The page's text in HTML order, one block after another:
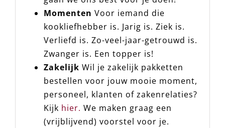
Momenten Voor iemand die
kookliefhebber is. Jarig is. Ziek is.
Verliefd is. Zo-veel-jaar-getrouwd is.
Zwanger is. Een topper is!
Zakelijk Wil je zakelijk pakketten
bestellen voor jouw mooie moment,
personeel, klanten of zakenrelaties?
Kijk hier. We maken graag een
(vrijblijvend) voorstel voor je.